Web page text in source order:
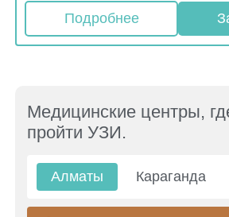
Подробнее
Медицинские центры,
пройти УЗИ.
Алматы Караганда